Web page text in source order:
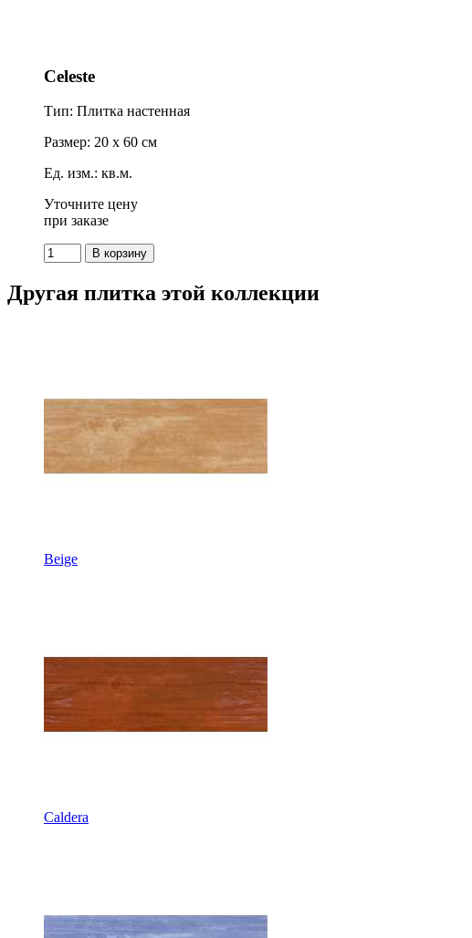
Celeste
Тип: Плитка настенная
Размер: 20 x 60 см
Ед. изм.: кв.м.
Уточните цену
при заказе
Другая плитка этой коллекции
Beige
Caldera